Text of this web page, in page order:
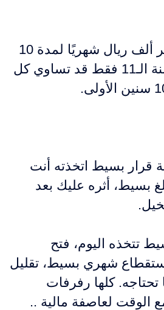
يعني أنك لو تستثمر ألف ريال شهريًا لمدة 10
سنين. أرباحك للسنة الـ11 فقط قد تساوي كل
قرار بسيط اتخذته أنت
بسيط، أثره عليك بعد
تتخذه اليوم، فتح
شهري بسيط، تقليل
كلها رفرفات
الوقت لعاصفة مالية ..